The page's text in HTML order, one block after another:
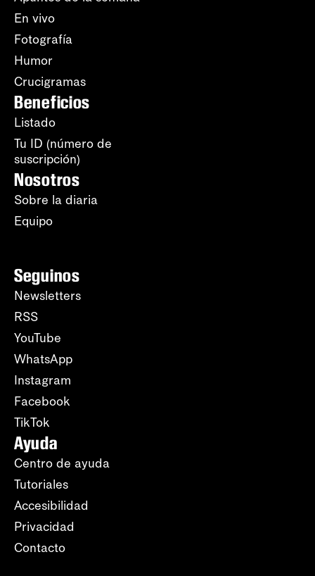
En vivo
Fotografía
Humor
Crucigramas
Beneficios
Listado
Tu ID (número de
suscripción)
Nosotros
Sobre la diaria
Equipo
Seguinos
Newsletters
RSS
YouTube
WhatsApp
Instagram
Facebook
TikTok
Ayuda
Centro de ayuda
Tutoriales
Accesibilidad
Privacidad
Contacto